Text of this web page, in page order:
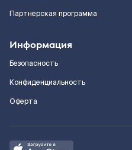
Партнерская программа
Информация
Безопасность
Конфиденциальность
Оферта